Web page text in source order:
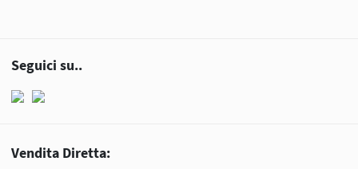
Seguici su..
Vendita Diretta: